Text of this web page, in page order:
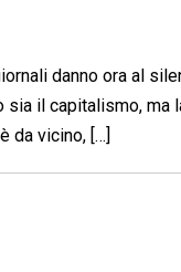
danno ora al
sia il capitalismo,
da vicino, […]